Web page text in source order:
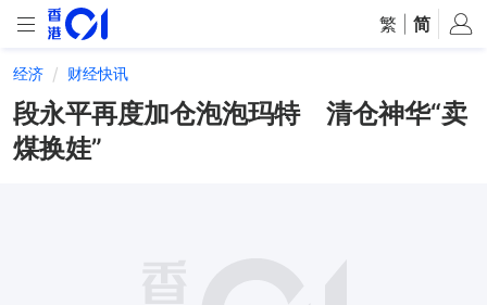
繁 简
经济 财经快讯
段永平再度加仓泡泡玛特 清仓神华“卖
煤换娃”